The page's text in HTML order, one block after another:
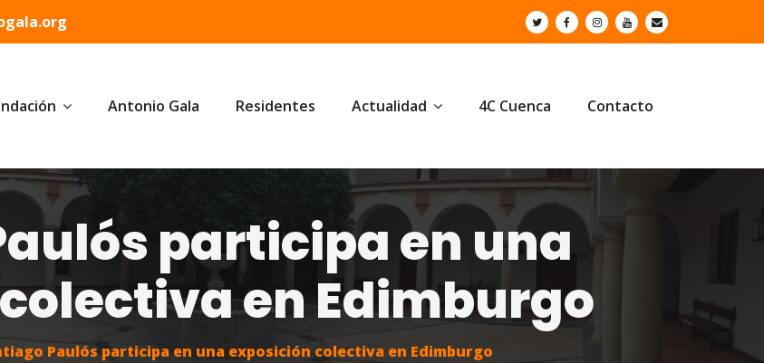
Antonio Gala Residentes Actualidad 4C Cuenca Contacto
participa en una
en Edimburgo
Paulós participa en una exposición colectiva en Edimburgo